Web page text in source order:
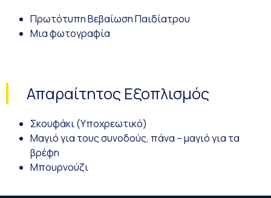
Πρωτότυπη Βεβαίωση Παιδίατρου
Μια φωτογραφία
Απαραίτητος Εξοπλισμός
Σκουφάκι (Υποχρεωτικό)
Μαγιό για τους συνοδούς, πάνα – μαγιό για τα
βρέφη
Μπουρνούζι